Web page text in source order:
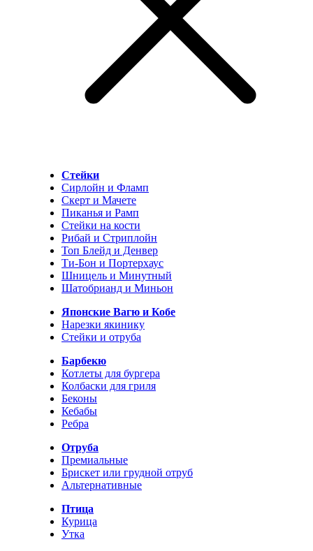
Стейки
Сирлойн и Фламп
Скерт и Мачете
Пиканья и Рамп
Стейки на кости
Рибай и Стриплойн
Топ Блейд и Денвер
Ти-Бон и Портерхаус
Шницель и Минутный
Шатобрианд и Миньон
Японские Вагю и Кобе
Нарезки якинику
Стейки и отруба
Барбекю
Котлеты для бургера
Колбаски для гриля
Беконы
Кебабы
Ребра
Отруба
Премиальные
Брискет или грудной отруб
Альтернативные
Птица
Курица
Утка